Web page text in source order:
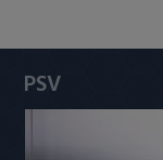
PSV
Roda JC
PSV